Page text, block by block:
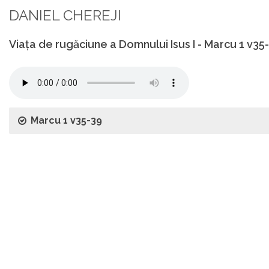
DANIEL CHEREJI
Viața de rugăciune a Domnului Isus I - Marcu 1
Marcu 1 v35-39